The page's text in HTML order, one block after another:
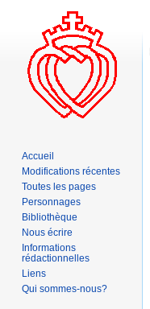
Accueil
Modifications récentes
Toutes les pages
Personnages
Bibliothèque
Nous écrire
Informations
rédactionnelles
Liens
Qui sommes-nous?